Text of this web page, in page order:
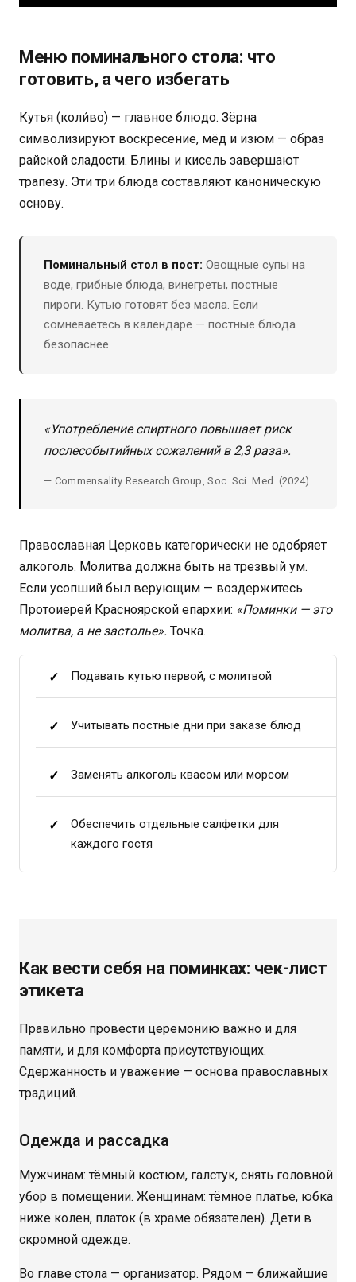
Меню поминального стола: что
готовить, а чего избегать
Кутья (коли́во) — главное блюдо. Зёрна
символизируют воскресение, мёд и изюм — образ
райской сладости. Блины и кисель завершают
трапезу. Эти три блюда составляют каноническую
основу.
Поминальный стол в пост: Овощные супы на
воде, грибные блюда, винегреты, постные
пироги. Кутью готовят без масла. Если
сомневаетесь в календаре — постные блюда
безопаснее.
«Употребление спиртного повышает риск
послесобытийных сожалений в 2,3 раза».
— Commensality Research Group, Soc. Sci. Med. (2024)
Православная Церковь категорически не одобряет
алкоголь. Молитва должна быть на трезвый ум.
Если усопший был верующим — воздержитесь.
Протоиерей Красноярской епархии: «Поминки — это
молитва, а не застолье». Точка.
Подавать кутью первой, с молитвой
Учитывать постные дни при заказе блюд
Заменять алкоголь квасом или морсом
Обеспечить отдельные салфетки для
каждого гостя
Как вести себя на поминках: чек-лист
этикета
Правильно провести церемонию важно и для
памяти, и для комфорта присутствующих.
Сдержанность и уважение — основа православных
традиций.
Одежда и рассадка
Мужчинам: тёмный костюм, галстук, снять головной
убор в помещении. Женщинам: тёмное платье, юбка
ниже колен, платок (в храме обязателен). Дети в
скромной одежде.
Во главе стола — организатор. Рядом — ближайшие